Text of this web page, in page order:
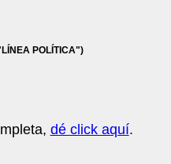
POLÍTICA")
dé click aquí.